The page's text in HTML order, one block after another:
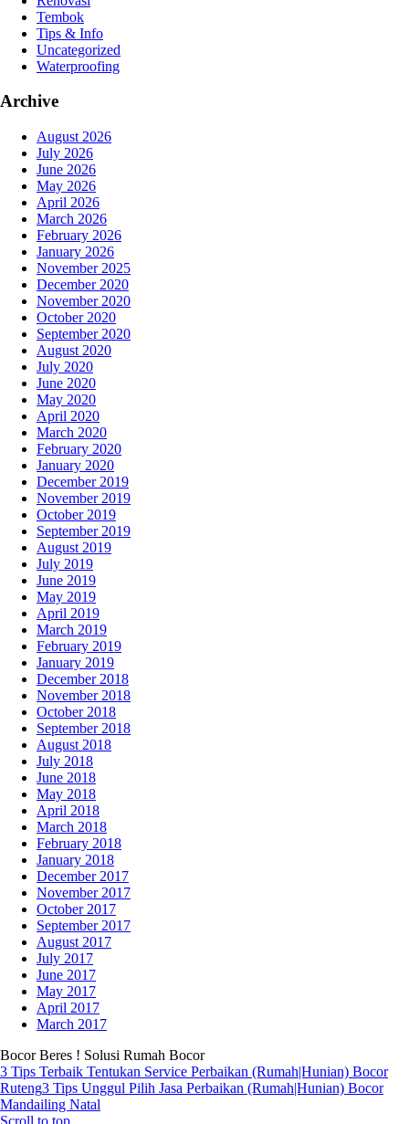
Tembok
Tips & Info
Uncategorized
Waterproofing
Archive
August 2026
July 2026
June 2026
May 2026
April 2026
March 2026
February 2026
January 2026
November 2025
December 2020
November 2020
October 2020
September 2020
August 2020
July 2020
June 2020
May 2020
April 2020
March 2020
February 2020
January 2020
December 2019
November 2019
October 2019
September 2019
August 2019
July 2019
June 2019
May 2019
April 2019
March 2019
February 2019
January 2019
December 2018
November 2018
October 2018
September 2018
August 2018
July 2018
June 2018
May 2018
April 2018
March 2018
February 2018
January 2018
December 2017
November 2017
October 2017
September 2017
August 2017
July 2017
June 2017
May 2017
April 2017
March 2017
Bocor Beres ! Solusi Rumah Bocor
3 Tips Terbaik Tentukan Service Perbaikan (Rumah|Hunian) Bocor
Ruteng3 Tips Unggul Pilih Jasa Perbaikan (Rumah|Hunian) Bocor
Mandailing Natal
Scroll to top